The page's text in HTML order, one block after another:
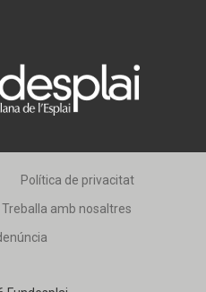
Política de privacitat
Treballa amb nosaltres